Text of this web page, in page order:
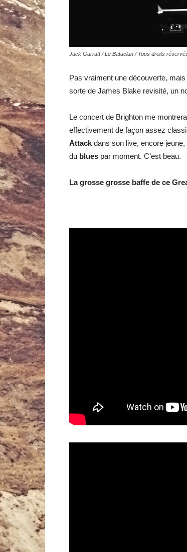
Jack Garratt / Le Bataclan / Tous droits
Pas vraiment une découverte,
sorte de James Blake revisité, un
Le concert de Brighton me
effectivement de façon assez
Attack dans son live, encore
du blues par moment. C’est beau.
La grosse grosse baffe de ce